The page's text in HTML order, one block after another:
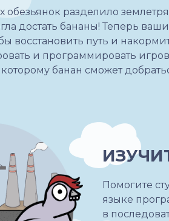
разделило
достать бананы! Теперь
восстановить путь и
и программировать
банан сможет
Помогите
языке
в